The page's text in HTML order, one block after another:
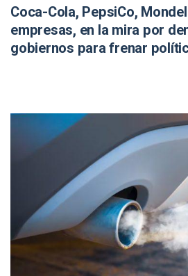
Coca-Cola, PepsiCo,
empresas, en la mira por
gobiernos para frenar